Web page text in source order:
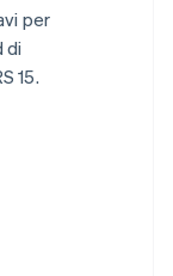
per
di
15.